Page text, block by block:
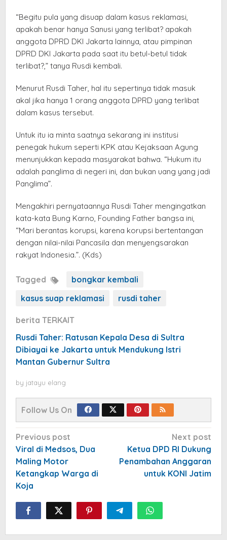
“Begitu pula yang disuap dalam kasus reklamasi,
apakah benar hanya Sanusi yang terlibat? apakah
anggota DPRD DKI Jakarta lainnya, atau pimpinan
DPRD DKI Jakarta pada saat itu betul-betul tidak
terlibat?,” tanya Rusdi kembali.
Menurut Rusdi Taher, hal itu sepertinya tidak masuk
akal jika hanya 1 orang anggota DPRD yang terlibat
dalam kasus tersebut.
Untuk itu ia minta saatnya sekarang ini institusi
penegak hukum seperti KPK atau Kejaksaan Agung
menunjukkan kepada masyarakat bahwa. “Hukum itu
adalah panglima di negeri ini, dan bukan uang yang jadi
Panglima”.
Mengakhiri pernyataannya Rusdi Taher mengingatkan
kata-kata Bung Karno, Founding Father bangsa ini,
“Mari berantas korupsi, karena korupsi bertentangan
dengan nilai-nilai Pancasila dan menyengsarakan
rakyat Indonesia.”. (Kds)
Tagged
bongkar kembali
kasus suap reklamasi
rusdi taher
berita TERKAIT
Rusdi Taher: Ratusan Kepala Desa di Sultra
Dibiayai ke Jakarta untuk Mendukung Istri
Mantan Gubernur Sultra
by jatayu elang
Follow Us On
Post
navigation
Previous post
Viral di Medsos, Dua
Maling Motor
Ketangkap Warga di
Koja
Next post
Ketua DPD RI Dukung
Penambahan Anggaran
untuk KONI Jatim